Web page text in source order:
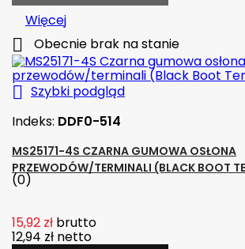
Więcej
 Obecnie brak na stanie
 Szybki podgląd
Indeks: DDF0-514
MS25171-4S CZARNA GUMOWA OSŁONA
PRZEWODÓW/TERMINALI (BLACK BOOT
(0)
15,92 zł brutto
12,94 zł netto